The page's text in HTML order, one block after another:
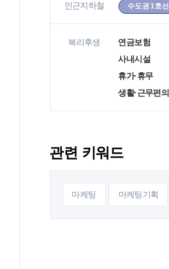
인근지하철 수도권 1호선
복리후생 연금보험
사내시설
휴가·휴무
생활·근무편의
관련 키워드
마케팅 마케팅기획